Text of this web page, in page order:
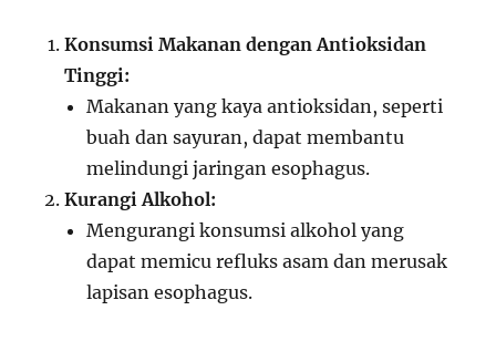
Konsumsi Makanan dengan Antioksidan
Tinggi:
Makanan yang kaya antioksidan, seperti
buah dan sayuran, dapat membantu
melindungi jaringan esophagus.
Kurangi Alkohol:
Mengurangi konsumsi alkohol yang
dapat memicu refluks asam dan merusak
lapisan esophagus.